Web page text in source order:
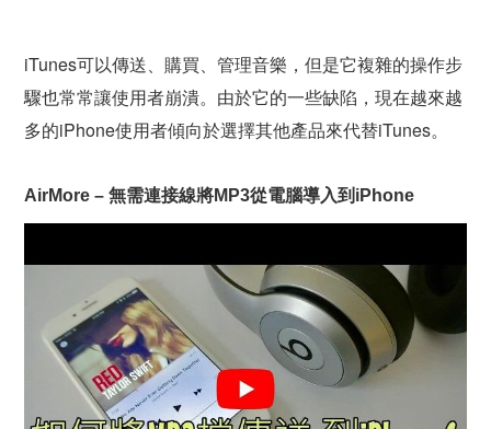
iTunes可以傳送、購買、管理音樂，但是它複雜的操作步
驟也常常讓使用者崩潰。由於它的一些缺陷，現在越來越
多的iPhone使用者傾向於選擇其他產品來代替iTunes。
AirMore – 無需連接線將MP3從電腦導入到iPhone